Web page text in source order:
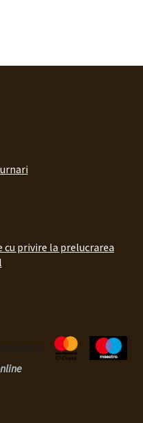
privire la prelucrarea